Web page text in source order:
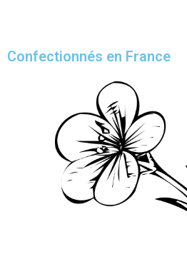
Confectionnés en France